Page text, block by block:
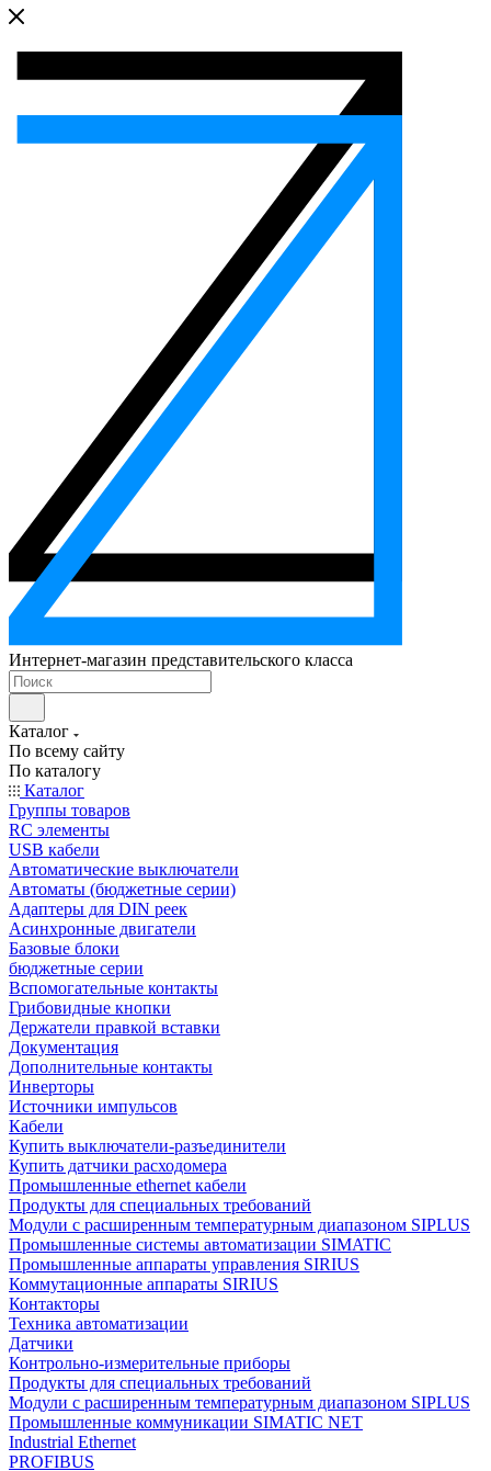
Интернет-магазин представительского класса
Каталог
По всему сайту
По каталогу
Каталог
Группы товаров
RC элементы
USB кабели
Автоматические выключатели
Автоматы (бюджетные серии)
Адаптеры для DIN реек
Асинхронные двигатели
Базовые блоки
бюджетные серии
Вспомогательные контакты
Грибовидные кнопки
Держатели правкой вставки
Документация
Дополнительные контакты
Инверторы
Источники импульсов
Кабели
Купить выключатели-разъединители
Купить датчики расходомера
Промышленные ethernet кабели
Продукты для специальных требований
Модули с расширенным температурным диапазоном SIPLUS
Промышленные системы автоматизации SIMATIC
Промышленные аппараты управления SIRIUS
Коммутационные аппараты SIRIUS
Контакторы
Техника автоматизации
Датчики
Контрольно-измерительные приборы
Продукты для специальных требований
Модули с расширенным температурным диапазоном SIPLUS
Промышленные коммуникации SIMATIC NET
Industrial Ethernet
PROFIBUS